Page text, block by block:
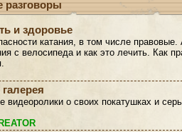
разговоры
и здоровье
катания, в том числе правовые.
с велосипеда и как это лечить. Как
видеоролики о своих покатушках и